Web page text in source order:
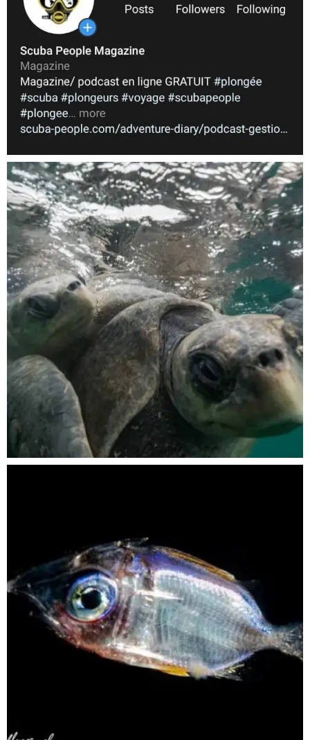
Nov 5
scuba_people_magazine